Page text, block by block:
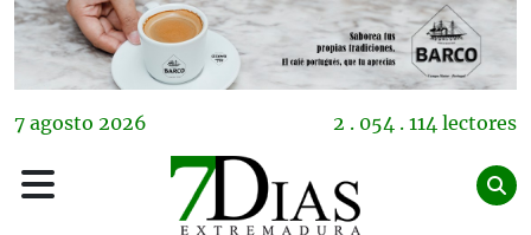
7 agosto 2026 2 . 054 . 114 lectores